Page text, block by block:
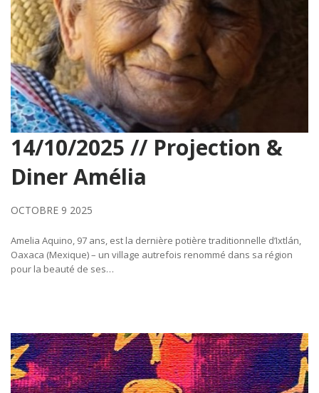
14/10/2025 // Projection &
Diner Amélia
OCTOBRE 9 2025
Amelia Aquino, 97 ans, est la dernière potière traditionnelle d’Ixtlán,
Oaxaca (Mexique) – un village autrefois renommé dans sa région
pour la beauté de ses…